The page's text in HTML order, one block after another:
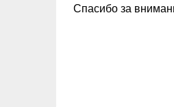
Спасибо за